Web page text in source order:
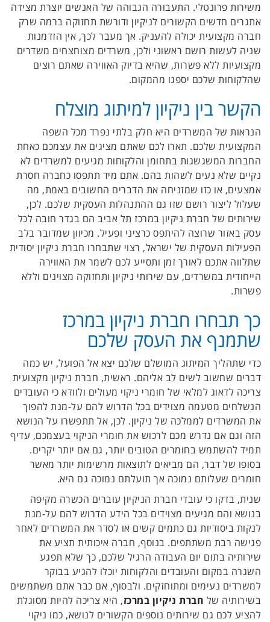
משירות פרונטלי. התעבורה הגבוהה של האנשים יוצרת מצידה
אתגרים חדשים הקשורים לניקיון ודורשת תחזוקה ברמה שרק
חברה מקצועית יכולה להעניק. אך מעבר לכך, אין הזדמנות
שניה לעשות רושם ראשוני ולכן, משרדים מצוחצחים משדרים
מקצועיות ללא פשרות, שהיא בדיוק האווירה שאתם רוצים
שהלקוחות שלכם יספגו מהמקום.
הקשר בין ניקיון למיתוג מוצלח
הנראות של המשרדים היא חלק בלתי נפרד מכל השפה
המקצועית שלכם. תארו לכם שאתם מציגים את עצמכם כאחת
החברות המשגשגות בתחומן והלקוחות מגיעים למשרדים לא
נקיים שלא נעים לשהות בהם. אתם מיד תתפסו כחברה חסרת
אמצעים, או כזו שמזניחה את הדברים החשובים באמת, מה
שעלול ליצור רושם שזו גם ההתנהלות העסקית שלכם. לכן,
שירותים של חברת ניקיון במרכז תל אביב הם בגדר חובה לכל
עסק באזור שרוצה להיתפס כרציני ופעיל. מכיוון שמדובר בלב
הפעילות העסקית של ישראל, רצוי שתבחרו חברת ניקיון יסודית
שתלווה אתכם לאורך זמן ותסייע לכם לשמר את האווירה
הייחודית במשרדים, עם שירותי ניקיון ותחזוקה מצוינים וללא
פשרות.
כך תבחרו חברת ניקיון במרכז
שתמנף את העסק שלכם
כדי שתהליך המיתוג המושלם שלכם יצא אל הפועל, יש כמה
דברים שחשוב לשים לב אליהם. ראשית, חברת ניקיון מקצועית
צריכה לדאוג למלאי של חומרי ניקוי מעולים ולוודא כי העובדים
הנשלחים מטעמה מצוידים בכל הדרוש להם על-מנת להפוך
את המשרדים לממלכה של ניקיון. לכן, אל תתפשרו על הנושא
הזה וגם אם נדרש מכם לרכוש את חומרי הניקוי בעצמכם, עדיף
תמיד להשתמש בחומרים הטובים יותר, גם אם יותר יקרים.
בסופו של דבר, הם מביאים לתוצאות מרשימות יותר מאשר
חומרים שעלותם נמוכה אך תועלתם נמוכה גם היא.
שנית, בדקו כי עובדי חברת הניקיון עוברים הכשרה מקיפה
בנושא והם מגיעים מצוידים בכל הידע הדרוש להם על-מנת
לנקות ביסודיות גם כתמים קשים או לסדר את המשרדים לאחר
פגישה רבת משתתפים. בנוסף, חברה איכותית תציע את
שירותיה בתום יום העבודה הרגיל שלכם, כך שלא תפגע
השגרה במקום והעובדים והלקוחות יוכלו להגיע בבוקר
למשרדים נעימים ומתוחזקים. ולבסוף, אם כבר אתם משתמשים
בשירותיה של חברת ניקיון במרכז, היא צריכה להיות מסוגלת
להציע לכם גם שירותים נוספים הקשורים לנושא, כמו ניקוי